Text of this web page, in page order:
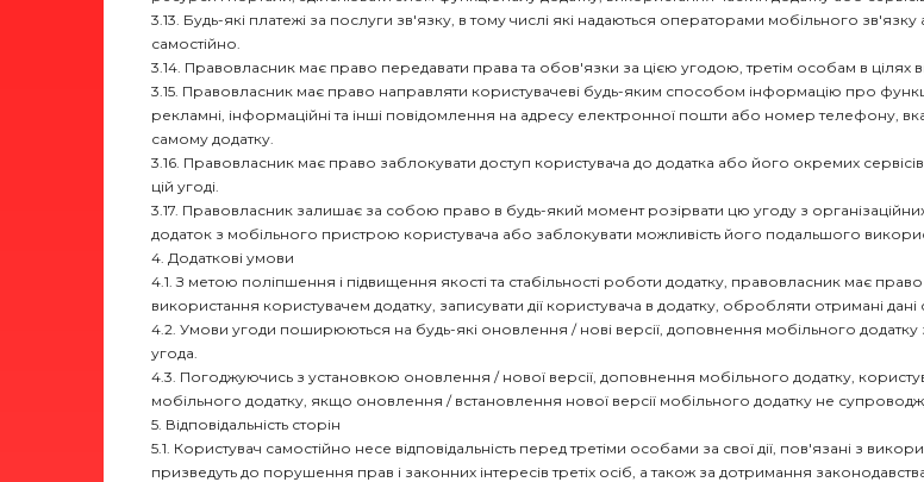
3.13. Будь-які платежі за послуги зв'язку, в тому числі які надаються операторами мобільного
самостійно.
3.14. Правовласник має право передавати права та обов'язки за цією угодою, третім особам в цілях
3.15. Правовласник має право направляти користувачеві будь-яким способом інформацію про
рекламні, інформаційні та інші повідомлення на адресу електронної пошти або номер телефону,
самому додатку.
3.16. Правовласник має право заблокувати доступ користувача до додатка або його окремих
цій угоді.
3.17. Правовласник залишає за собою право в будь-який момент розірвати цю угоду з
додаток з мобільного пристрою користувача або заблокувати можливість його подальшого
4. Додаткові умови
4.1. З метою поліпшення і підвищення якості та стабільності роботи додатку, правовласник має
використання користувачем додатку, записувати дії користувача в додатку, обробляти отримані дані
4.2. Умови угоди поширюються на будь-які оновлення / нові версії, доповнення мобільного
угода.
4.3. Погоджуючись з установкою оновлення / нової версії, доповнення мобільного додатку,
мобільного додатку, якщо оновлення / встановлення нової версії мобільного додатку не
5. Відповідальність сторін
5.1. Користувач самостійно несе відповідальність перед третіми особами за свої дії, пов'язані з
призведуть до порушення прав і законних інтересів третіх осіб, а також за дотримання